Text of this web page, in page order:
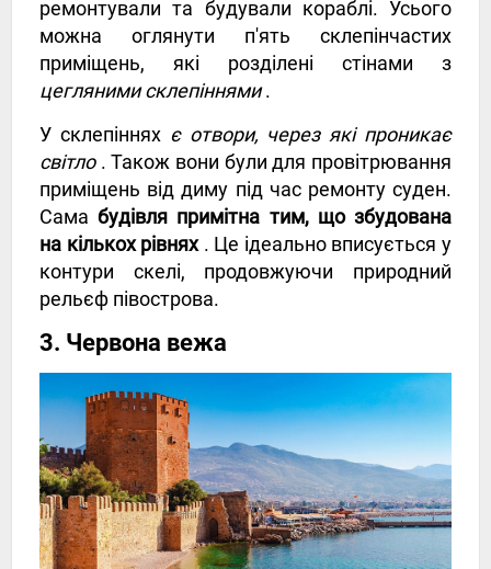
ремонтували та будували кораблі. Усього
можна оглянути п'ять склепінчастих
приміщень, які розділені стінами з
цегляними склепіннями.
У склепіннях є отвори, через які проникає
світло. Також вони були для провітрювання
приміщень від диму під час ремонту суден.
Самабудівля примітна тим, що збудована
на кількох рівнях. Це ідеально вписується у
контури скелі, продовжуючи природний
рельєф півострова.
3. Червона вежа